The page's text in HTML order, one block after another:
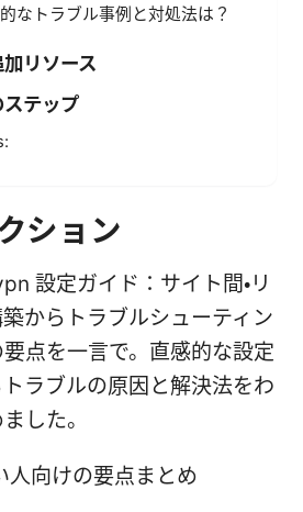
なトラブル事例と対処法は？
リソース
ステップ
ション
設定ガイド：サイト間・リ
からトラブルシューティン
点を一言で。直感的な設定
ラブルの原因と解決法をわ
した。
人向けの要点まとめ